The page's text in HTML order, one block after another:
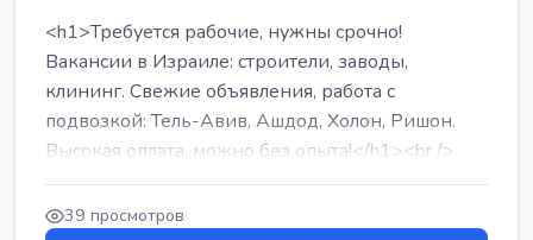
<h1>Требуется рабочие, нужны срочно!
Вакансии в Израиле: строители, заводы,
клининг. Свежие объявления, работа с
подвозкой: Тель-Авив, Ашдод, Холон, Ришон.
Высокая оплата, можно без опыта!</h1><br />
...
39 просмотров